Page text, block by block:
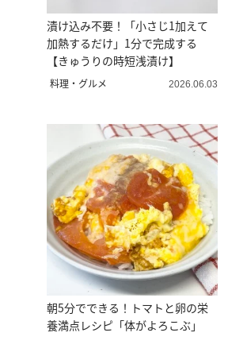
漬け込み不要！「小さじ1加えて
加熱するだけ」1分で完成する
【きゅうりの時短浅漬け】
料理・グルメ 2026.06.03
朝5分でできる！トマトと卵の栄
養満点レシピ「体がよろこぶ」